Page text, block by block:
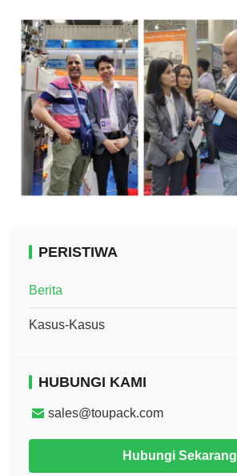
PERISTIWA
Berita
Kasus-Kasus
HUBUNGI KAMI
sales@toupack.com
Hubungi Sekarang